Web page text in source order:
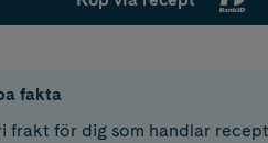
fakta
frakt för dig som handlar